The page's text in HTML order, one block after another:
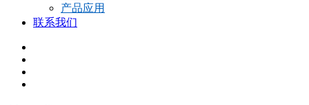
产品应用
联系我们